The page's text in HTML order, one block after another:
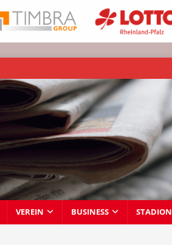
VEREIN BUSINESS STADION